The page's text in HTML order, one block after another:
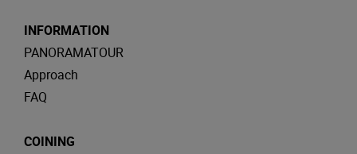
INFORMATION
PANORAMATOUR
Approach
FAQ
COINING